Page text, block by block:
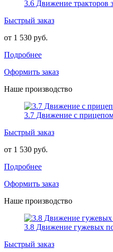
3.6 Движение тракторов
Быстрый заказ
от 1 530 руб.
Подробнее
Оформить заказ
Наше производство
3.7 Движение с
Быстрый заказ
от 1 530 руб.
Подробнее
Оформить заказ
Наше производство
3.8 Движение гужевых
Быстрый заказ